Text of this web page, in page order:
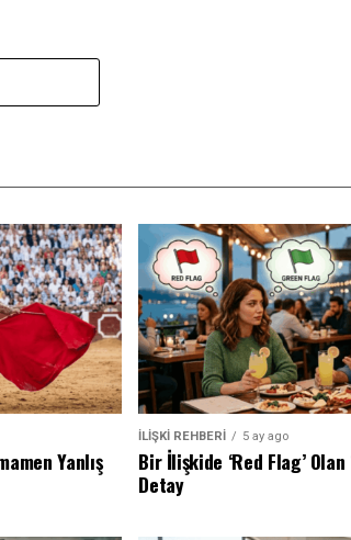
Yanlış
İLİŞKİ REHBERİ 5 ay ago
Bir İlişkide ‘Red Flag’
Detay